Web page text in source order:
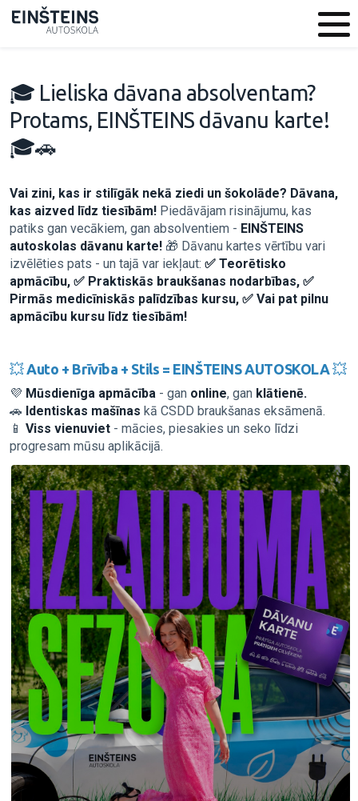
🎓 Lieliska dāvana absolventam?
Protams, EINŠTEINS dāvanu karte!
🎓🚗
Vai zini, kas ir stilīgāk nekā ziedi un šokolāde? Dāvana,
kas aizved līdz tiesībām! Piedāvājam risinājumu, kas
patiks gan vecākiem, gan absolventiem - EINŠTEINS
autoskolas dāvanu karte! 🎁 Dāvanu kartes vērtību vari
izvēlēties pats - un tajā var iekļaut: ✅ Teorētisko
apmācību, ✅ Praktiskās braukšanas nodarbības, ✅
Pirmās medicīniskās palīdzības kursu, ✅ Vai pat pilnu
apmācību kursu līdz tiesībām!
💥Auto + Brīvība + Stils = EINŠTEINS AUTOSKOLA💥
💜 Mūsdienīga apmācība - gan online, gan klātienē.
🚗 Identiskas mašīnas kā CSDD braukšanas eksāmenā.
📱 Viss vienuviet - mācies, piesakies un seko līdzi
progresam mūsu aplikācijā.